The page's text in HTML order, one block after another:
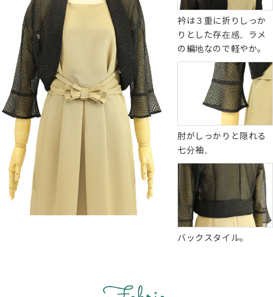
衿は３重に折りしっか
りとした存在感。ラメ
の編地なので軽やか。
肘がしっかりと隠れる
七分袖。
バックスタイル。